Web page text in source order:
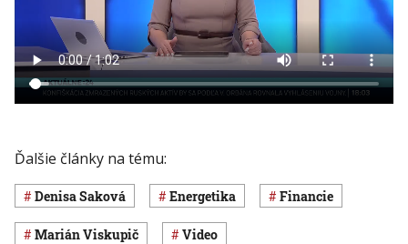
Ďalšie články na tému:
Denisa Saková Energetika Financie
Marián Viskupič Video